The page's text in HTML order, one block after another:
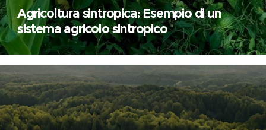
Agricoltura sintropica: Esempio di un
sistema agricolo sintropico